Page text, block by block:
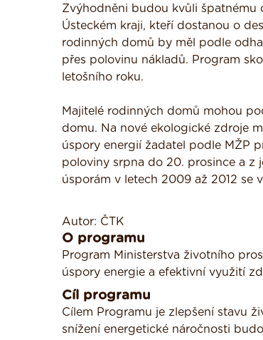
Zvýhodněni budou kvůli špatnému
Ústeckém kraji, kteří dostanou o
rodinných domů by měl podle
přes polovinu nákladů. Program
letošního roku.
Majitelé rodinných domů mohou
domu. Na nové ekologické zdroje
úspory energií žadatel podle MŽP
poloviny srpna do 20. prosince a z
úsporám v letech 2009 až 2012 se
Autor: ČTK
O programu
Program Ministerstva životního
úspory energie a efektivní využití
Cíl programu
Cílem Programu je zlepšení stavu
snížení energetické náročnosti